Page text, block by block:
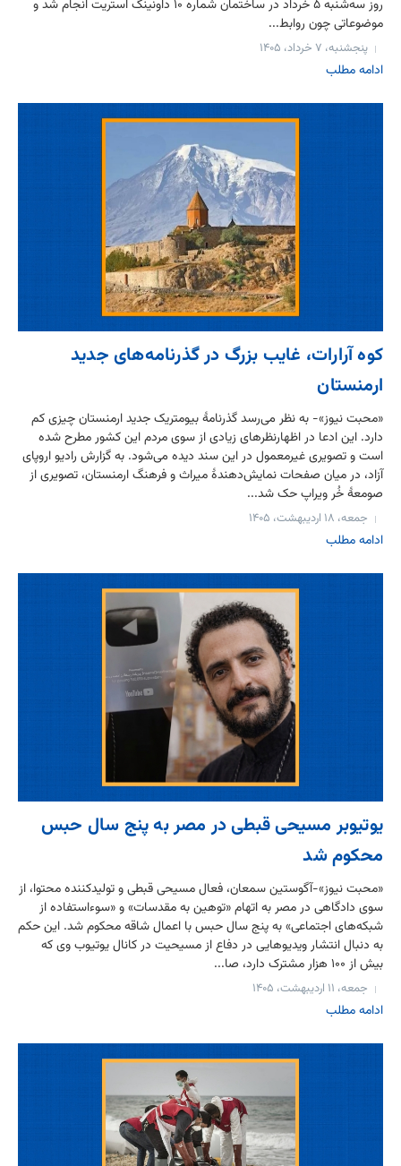
روز سه‌شنبه ۵ خرداد در ساختمان شماره ۱۰ داونینگ استریت انجام شد و
موضوعاتی چون روابط...
پنجشنبه، ۷ خرداد، ۱۴۰۵
ادامه مطلب
کوه آرارات، غایب بزرگ در گذرنامه‌های جدید
ارمنستان
«محبت نیوز»- به نظر می‌رسد گذرنامهٔ بیومتریک جدید ارمنستان چیزی کم
دارد. این ادعا در اظهارنظرهای زیادی از سوی مردم این کشور مطرح شده
است و تصویری غیرمعمول در این سند دیده می‌شود. به گزارش رادیو اروپای
آزاد، در میان صفحات نمایش‌دهندهٔ میراث و فرهنگ ارمنستان، تصویری از
صومعهٔ خُر ویراپ حک شد...
جمعه، ۱۸ اردیبهشت، ۱۴۰۵
ادامه مطلب
یوتیوبر مسیحی قبطی در مصر به پنج سال حبس
محکوم شد
«محبت نیوز»-آگوستین سمعان، فعال مسیحی قبطی و تولیدکننده محتوا، از
سوی دادگاهی در مصر به اتهام «توهین به مقدسات» و «سوءاستفاده از
شبکه‌های اجتماعی» به پنج سال حبس با اعمال شاقه محکوم شد. این حکم
به دنبال انتشار ویدیوهایی در دفاع از مسیحیت در کانال یوتیوب وی که
بیش از ۱۰۰ هزار مشترک دارد، صا...
جمعه، ۱۱ اردیبهشت، ۱۴۰۵
ادامه مطلب